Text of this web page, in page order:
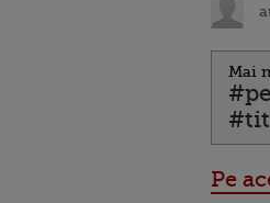
Mai
Pe